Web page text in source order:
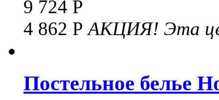
9 724 Р
4 862 РАКЦИЯ! Эта
Постельное белье